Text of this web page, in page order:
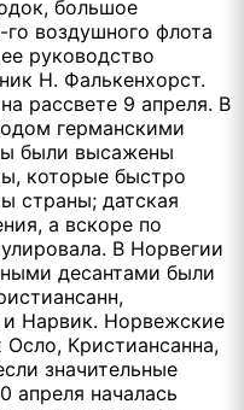
большое
воздушного флота
руководство
Н. Фалькенхорст.
рассвете 9 апреля. В
германскими
были высажены
которые быстро
страны; датская
а вскоре по
В Норвегии
десантами были
и Нарвик. Норвежские
Осло, Кристиансанна,
значительные
апреля началась